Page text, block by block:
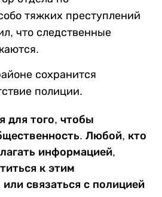
тяжких преступлений
что следственные
сохранится
полиции.
для того, чтобы
Любой, кто
информацией,
к этим
связаться с полицией